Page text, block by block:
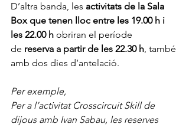
D’altra banda, les activitats de la Sala
Box que tenen lloc entre les 19.00 h i
les 22.00 h obriran el període
de reserva a partir de les 22.30 h, també
amb dos dies d’antelació.
Per exemple,
Per a l’activitat Crosscircuit Skill de
dijous amb Ivan Sabau, les reserves